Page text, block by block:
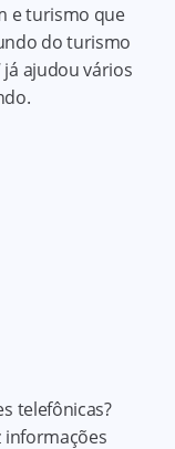
e turismo que
do turismo
já ajudou vários
telefônicas?
informações